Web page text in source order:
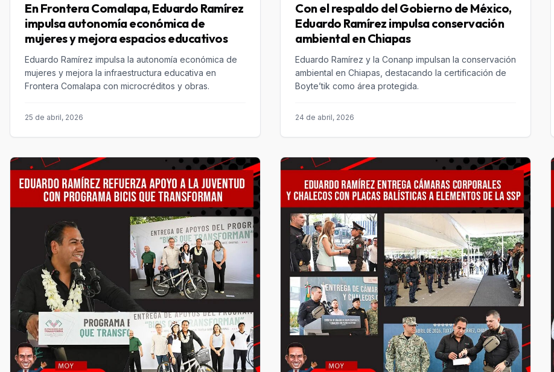
En Frontera Comalapa, Eduardo Ramírez
impulsa autonomía económica de
mujeres y mejora espacios educativos
Eduardo Ramírez impulsa la autonomía económica de
mujeres y mejora la infraestructura educativa en
Frontera Comalapa con microcréditos y obras.
25 de abril, 2026
Con el respaldo del Gobierno de México,
Eduardo Ramírez impulsa conservación
ambiental en Chiapas
Eduardo Ramírez y la Conanp impulsan la conservación
ambiental en Chiapas, destacando la certificación de
Boyte’tik como área protegida.
24 de abril, 2026